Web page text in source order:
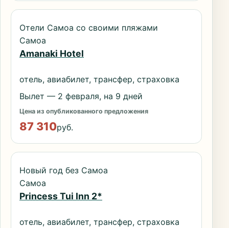
Отели Самоа со своими пляжами
Самоа
Amanaki Hotel
отель, авиабилет, трансфер, страховка
Вылет — 2 февраля, на 9 дней
Цена из опубликованного предложения
87 310руб.
Новый год без Самоа
Самоа
Princess Tui Inn 2*
отель, авиабилет, трансфер, страховка